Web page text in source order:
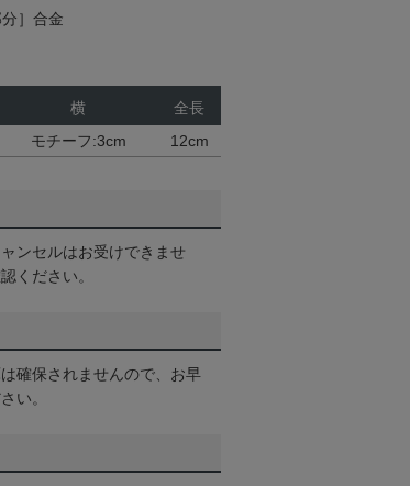
］合金
横
全長
モチーフ:3cm 12cm
ンセルはお受けできませ
ください。
確保されませんので、お早
い。